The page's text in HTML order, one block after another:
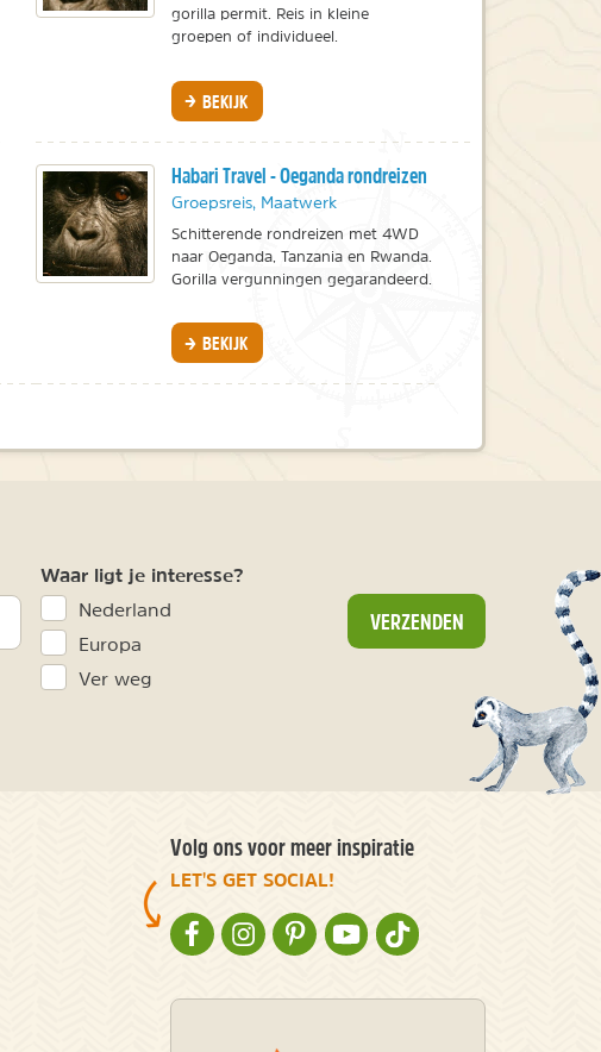
gorilla permit. Reis in kleine
groepen of individueel.
BEKIJK
Habari Travel - Oeganda rondreizen
Groepsreis, Maatwerk
Schitterende rondreizen met 4WD
naar Oeganda, Tanzania en Rwanda.
Gorilla vergunningen gegarandeerd.
BEKIJK
Waar ligt je interesse?
Nederland
Europa
Ver weg
VERZENDEN
Volg ons voor meer inspiratie
LET'S GET SOCIAL!
NATURESCANNER OP FACEBOOK
NATURESCANNER OP INSTAGRAM
NATURESCANNER OP PINTEREST
NATURESCANNER OP YOUTUBE
NATURESCANNER OP